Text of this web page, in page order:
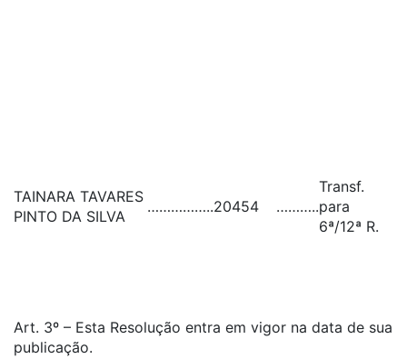
TAINARA TAVARES
PINTO DA SILVA
……………..20454 ………..
Transf.
para
6ª/12ª R.
Art. 3º – Esta Resolução entra em vigor na data de sua
publicação.